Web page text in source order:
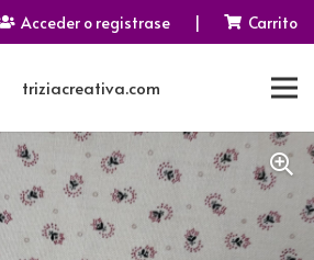
Acceder o registrase | Carrito
triziacreativa.com